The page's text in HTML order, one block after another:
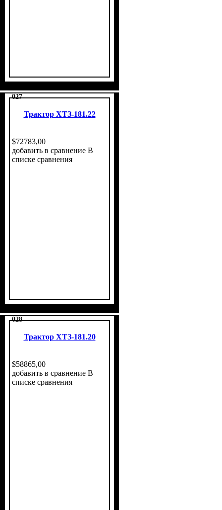
027
Трактор ХТЗ-181.22
$72783,00
добавить в сравнение В
списке сравнения
028
Трактор ХТЗ-181.20
$58865,00
добавить в сравнение В
списке сравнения